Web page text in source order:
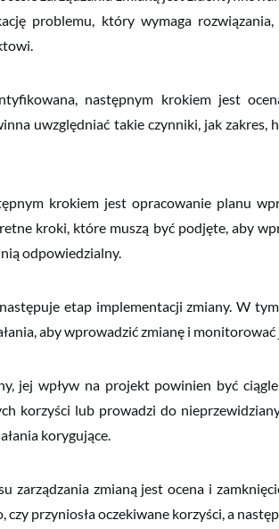
problemu, który wymaga rozwiązania,
następnym krokiem jest
uwzględniać takie czynniki, jak zakres,
krokiem jest opracowanie planu
kroki, które muszą być podjęte, aby
odpowiedzialny.
etap implementacji zmiany. W
aby wprowadzić zmianę i monitorować
jej wpływ na projekt powinien być ciągle
korzyści lub prowadzi do
korygujące.
zarządzania zmianą jest ocena i
czy przyniosła oczekiwane korzyści, a